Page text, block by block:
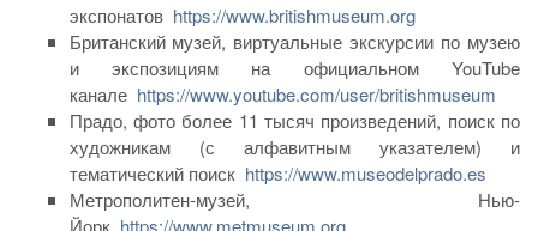
экспонатов https://www.britishmuseum.org
Британский музей, виртуальные экскурсии по музею
и экспозициям на официальном YouTube
канале https://www.youtube.com/user/britishmuseum
Прадо, фото более 11 тысяч произведений, поиск по
художникам (с алфавитным указателем) и
тематический поиск https://www.museodelprado.es
Метрополитен-музей, Нью-